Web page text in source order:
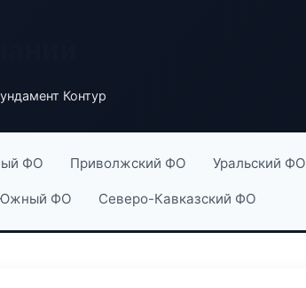
Контур
ФО Приволжский ФО Уральский ФО
ФО Северо-Кавказский ФО